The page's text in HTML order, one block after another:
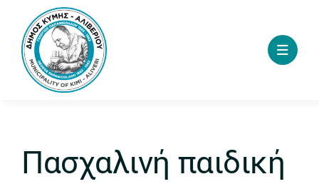
content
Πασχαλινή παιδική